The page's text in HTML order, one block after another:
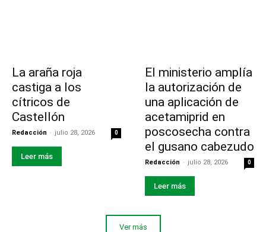
La araña roja
castiga a los
cítricos de
Castellón
Redacción - julio 28, 2026 0
Leer más
El ministerio amplía
la autorización de
una aplicación de
acetamiprid en
poscosecha contra
el gusano cabezudo
Redacción - julio 28, 2026 0
Leer más
Ver más